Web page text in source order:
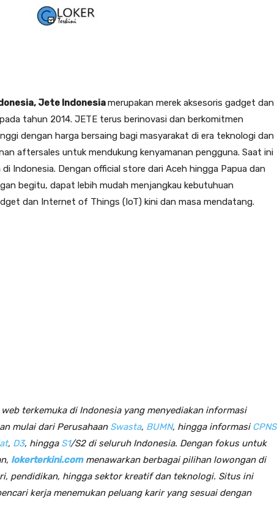
Jete Indonesiamerupakan merek aksesoris gadget dan
tahun 2014. JETE terus berinovasi dan berkomitmen
dengan harga bersaing bagi masyarakat di era teknologi dan
aftersales untuk mendukung kenyamanan pengguna. Saat ini
Indonesia. Dengan official store dari Aceh hingga Papua dan
begitu, dapat lebih mudah menjangkau kebutuhuan
dan Internet of Things (IoT) kini dan masa mendatang.
terkemuka di Indonesia yang menyediakan informasi
mulai dari Perusahaan Swasta, BUMN, hingga informasiCPNS
, D3, hingga S1/S2 di seluruh Indonesia. Dengan fokus untuk
lokerterkini.commenawarkan berbagai pilihan lowongan di
pendidikan, hingga sektor kreatif dan teknologi. Situs ini
kerja menemukan peluang karir yang sesuai dengan